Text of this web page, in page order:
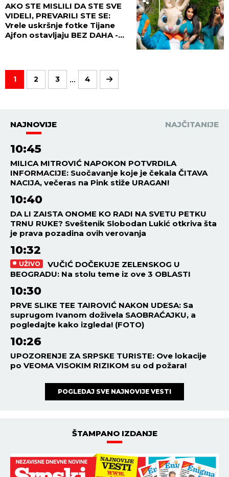
AKO STE MISLILI DA STE SVE
VIDELI, PREVARILI STE SE:
Vrele uskršnje fotke Tijane
Ajfon ostavljaju BEZ DAHA -
1 2 3 ... 4
NAJNOVIJE NAJČITANIJE
10:45
MILICA MITROVIĆ NAPOKON POTVRDILA
INFORMACIJE: Suočavanje koje je čekala ČITAVA
NACIJA, večeras na Pink stiže URAGAN!
10:40
DA LI ZAISTA ONOME KO RADI NA SVETU PETKU
TRNU RUKE? Sveštenik Slobodan Lukić otkriva šta
je prava pozadina ovih verovanja
10:32
UŽIVO
VUČIĆ DOČEKUJE ZELENSKOG U
BEOGRADU: Na stolu teme iz ove 3 OBLASTI
10:30
PRVE SLIKE TEE TAIROVIĆ NAKON UDESA: Sa
suprugom Ivanom doživela SAOBRAĆAJKU, a
pogledajte kako izgleda! (FOTO)
10:26
UPOZORENJE ZA SRPSKE TURISTE: Ove lokacije
po VEOMA VISOKIM RIZIKOM su od požara!
POGLEDAJ SVE NAJNOVIJE VESTI
ŠTAMPANO IZDANJE